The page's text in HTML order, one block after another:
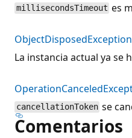
millisecondsTimeout es
ObjectDisposedException
La instancia actual ya se
cancellationToken se
Comentarios